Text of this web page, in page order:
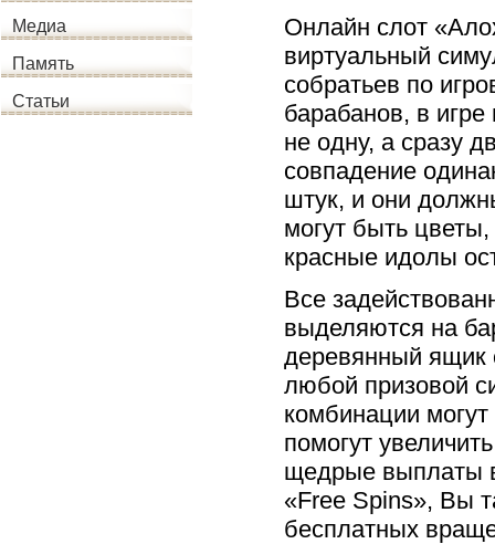
Медиа
Память
Статьи
Онлайн слот
виртуальный
собратьев по
барабанов, в
не одну, а сразу
совпадение
штук, и они
могут быть
красные идолы
Все
выделяются на
деревянный ящик
любой призовой
комбинации
помогут
щедрые выплаты
«Free Spins», Вы
бесплатных